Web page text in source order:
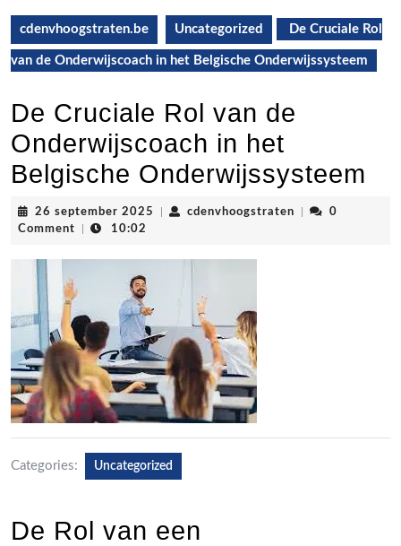
cdenvhoogstraten.be Uncategorized De Cruciale Rol
van de Onderwijscoach in het Belgische Onderwijssysteem
De Cruciale Rol van de
Onderwijscoach in het
Belgische Onderwijssysteem
26 september 2025 26
cdenvhoogstraten cdenvhoogstraten
0
Comment
10:02
Categories: Uncategorized
De Rol van een